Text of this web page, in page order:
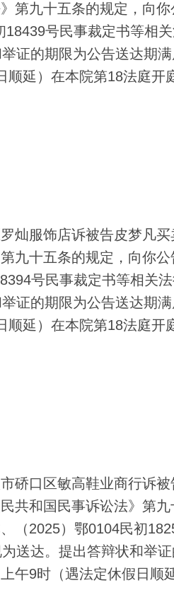
第九十五条的规定，向
号民事裁定书等相
证的期限为公告送达期
顺延）在本院第18法庭开
服饰店诉被告皮梦凡买
九十五条的规定，向你
号民事裁定书等相关
证的期限为公告送达期
顺延）在本院第18法庭开
口区敏高鞋业商行诉被
共和国民事诉讼法》第
（2025）鄂0104民初
送达。提出答辩状和举
午9时（遇法定休假日顺